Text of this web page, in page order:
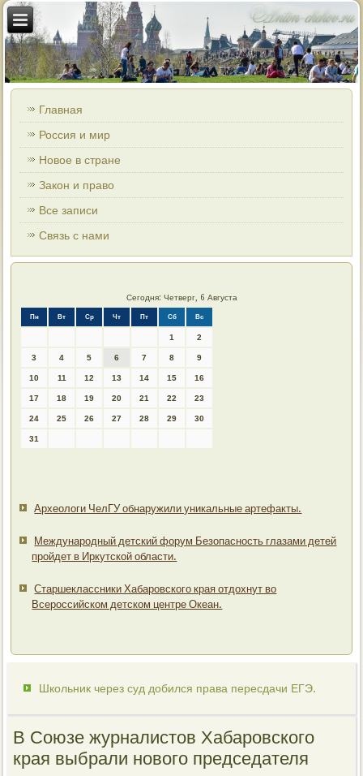
Главная
Россия и мир
Новое в стране
Закон и право
Все записи
Связь с нами
Сегодня: Четверг, 6 Августа
Пн Вт Ср Чт Пт Сб Вс
1 2
3 4 5 6 7 8 9
10 11 12 13 14 15 16
17 18 19 20 21 22 23
24 25 26 27 28 29 30
31
Археологи ЧелГУ обнаружили уникальные артефакты.
Международный детский форум Безопасность глазами детей
пройдет в Иркутской области.
Старшеклассники Хабаровского края отдохнут во
Всероссийском детском центре Океан.
Школьник через суд добился права пересдачи ЕГЭ.
В Союзе журналистов Хабаровского
края выбрали нового председателя